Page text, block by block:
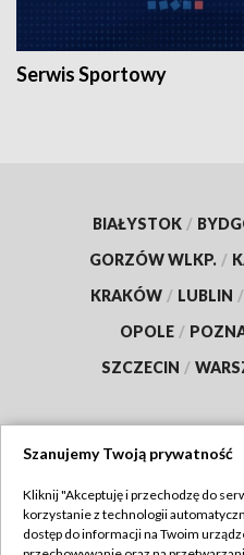
Serwis Sportowy
BIAŁYSTOK /
GORZÓW WLKP. /
KRAKÓW / LUBLIN /
OPOLE /
SZCZECIN /
Szanujemy Twoją prywatność
Kliknij "Akceptuję i przechodzę do
korzystanie z technologii
dostęp do informacji na Twoim